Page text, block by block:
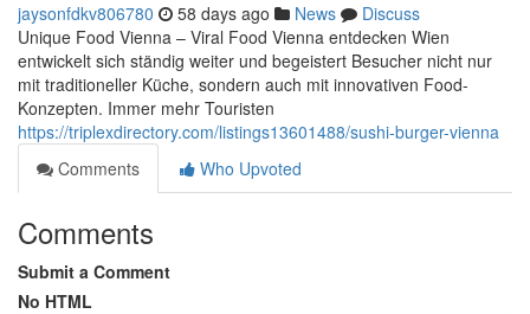
jaysonfdkv806780 58 days ago News
Discuss
Unique Food Vienna – Viral Food Vienna entdecken Wien
entwickelt sich ständig weiter und begeistert Besucher nicht nur
mit traditioneller Küche, sondern auch mit innovativen Food-
Konzepten. Immer mehr Touristen
https://triplexdirectory.com/listings13601488/sushi-burger-vienna
Comments
Who Upvoted
Comments
Submit a Comment
No HTML